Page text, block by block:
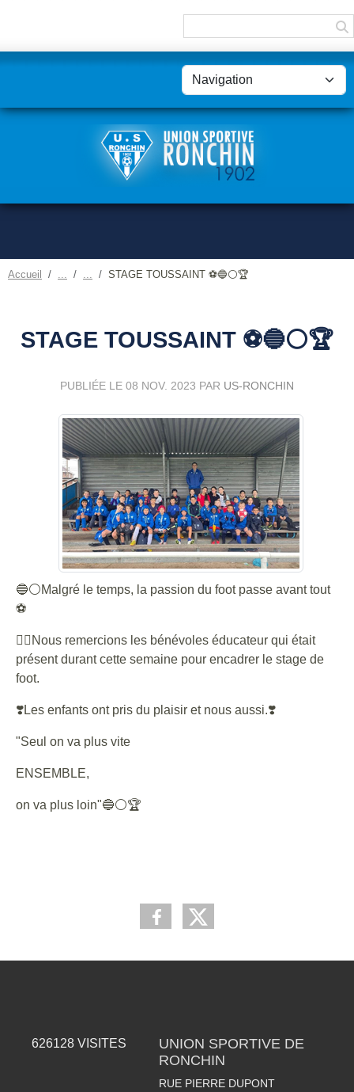
Accueil STAGE TOUSSAINT ⚽️🔵⚪️🏆
STAGE TOUSSAINT ⚽️🔵⚪️🏆
PUBLIÉE LE 08 NOV. 2023 PAR US-RONCHIN
🔵⚪️Malgré le temps, la passion du foot passe avant tout
⚽️
👉🏼Nous remercions les bénévoles éducateur qui était
présent durant cette semaine pour encadrer le stage de
foot.
❣️Les enfants ont pris du plaisir et nous aussi.❣️
"Seul on va plus vite
ENSEMBLE,
on va plus loin"🔵⚪️🏆
626128 VISITES
UNION SPORTIVE DE
RONCHIN
RUE PIERRE DUPONT